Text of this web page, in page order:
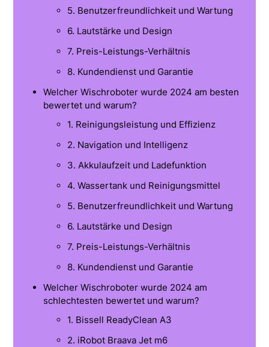
5. Benutzerfreundlichkeit und Wartung
6. Lautstärke und Design
7. Preis-Leistungs-Verhältnis
8. Kundendienst und Garantie
Welcher Wischroboter wurde 2024 am besten
bewertet und warum?
1. Reinigungsleistung und Effizienz
2. Navigation und Intelligenz
3. Akkulaufzeit und Ladefunktion
4. Wassertank und Reinigungsmittel
5. Benutzerfreundlichkeit und Wartung
6. Lautstärke und Design
7. Preis-Leistungs-Verhältnis
8. Kundendienst und Garantie
Welcher Wischroboter wurde 2024 am
schlechtesten bewertet und warum?
1. Bissell ReadyClean A3
2. iRobot Braava Jet m6